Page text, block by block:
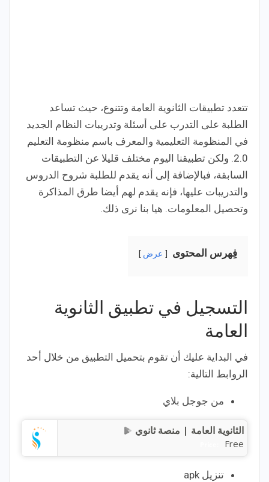
تتعدد تطبيقات الثانوية العامة وتتنوع، حيث تساعد
الطلبة على التدرب على أسئلة وتدريبات النظام الجديد
في المنظومة التعليمية والمعرف باسم منظومة التعليم
2.0. ولكن تطبيقنا اليوم مختلف قليلا عن التطبيقات
السابقة، فبالإضافة إلى أنه يقدم للطلبة شروح الدروس
والتدريبات عليها، فإنه يقدم لهم أيضا طرق المذاكرة
وتحصيل المعلومات. هيا بنا نرى ذلك.
فِهرس المحتوى عرض
التسجيل في تطبيق الثانوية
العامة
في البداية عليك أن تقوم بتحميل التطبيق من خلال أحد
الروابط التالية:
من جوجل بلاي
الثانوية العامة | منصة ثانوي
Free
تنزيل apk